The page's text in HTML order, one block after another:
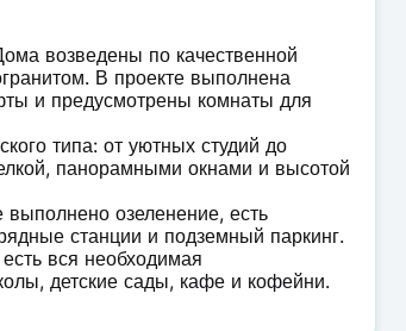
возведены по качественной
В проекте выполнена
и предусмотрены комнаты для
типа: от уютных студий до
панорамными окнами и высотой
выполнено озеленение, есть
станции и подземный паркинг.
вся необходимая
детские сады, кафе и кофейни.